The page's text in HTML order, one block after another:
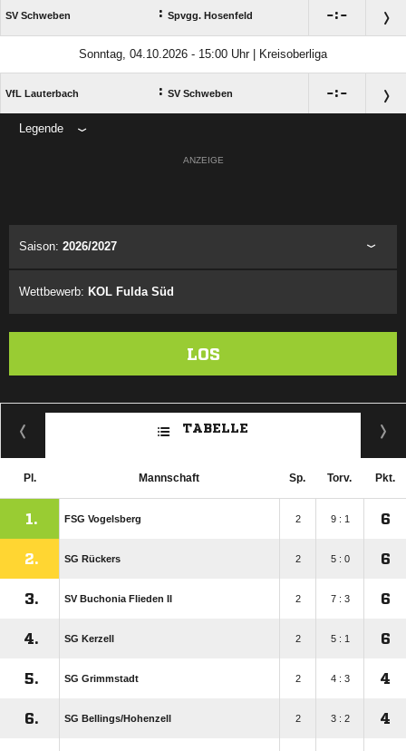
SV Schweben : Spvgg. Hosenfeld :
Sonntag, 04.10.2026 - 15:00 Uhr | Kreisoberliga
VfL Lauterbach : SV Schweben :
Legende
ANZEIGE
Saison: 2026/2027
Wettbewerb: KOL Fulda Süd
LOS
TABELLE
Pl. Mannschaft Sp. Torv. Pkt.
1. FSG Vogelsberg 2 9 : 1 6
2. SG Rückers 2 5 : 0 6
3. SV Buchonia Flieden II 2 7 : 3 6
4. SG Kerzell 2 5 : 1 6
5. SG Grimmstadt 2 4 : 3 4
6. SG Bellings/​Hohenzell 2 3 : 2 4